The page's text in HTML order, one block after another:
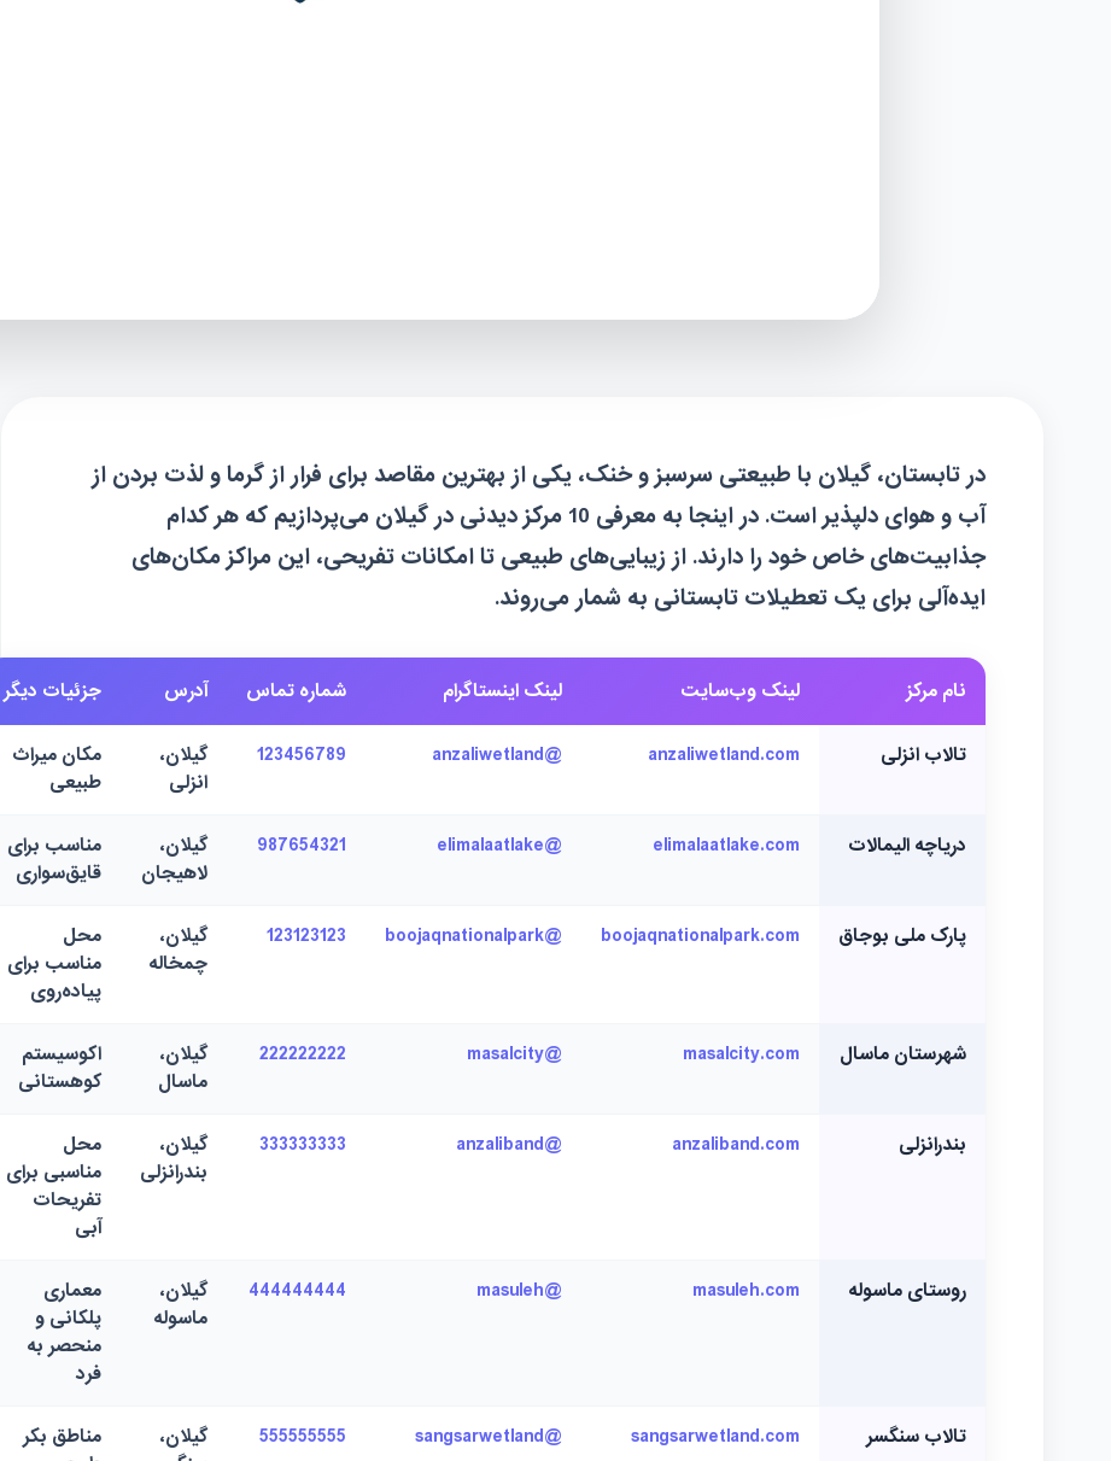
در تابستان، گیلان با طبیعتی سرسبز و خنک، یکی از بهترین مقاصد برای فرار از گرما و لذت بردن از
آب و هوای دلپذیر است. در اینجا به معرفی 10 مرکز دیدنی در گیلان می‌پردازیم که هر کدام
جذابیت‌های خاص خود را دارند. از زیبایی‌های طبیعی تا امکانات تفریحی، این مراکز مکان‌های
ایده‌آلی برای یک تعطیلات تابستانی به شمار می‌روند.
نام مرکز لینک وب‌سایت لینک اینستاگرام شماره تماس آدرس جزئیات دیگر
تالاب انزلی anzaliwetland.com
@anzaliwetland
123456789
گیلان،
انزلی
مکان میراث
طبیعی
دریاچه الیمالات elimalaatlake.com
@elimalaatlake
987654321
گیلان،
لاهیجان
مناسب برای
قایق‌سواری
پارک ملی بوجاق boojaqnationalpark.com
@boojaqnationalpark
123123123
گیلان،
چمخاله
محل
مناسب برای
پیاده‌روی
شهرستان ماسال masalcity.com
@masalcity
222222222
گیلان،
ماسال
اکوسیستم
کوهستانی
بندرانزلی anzaliband.com
@anzaliband
333333333
گیلان،
بندرانزلی
محل
مناسبی برای
تفریحات
آبی
روستای ماسوله masuleh.com
@masuleh
444444444
گیلان،
ماسوله
معماری
پلکانی و
منحصر به
فرد
تالاب سنگسر sangsarwetland.com
@sangsarwetland
555555555
گیلان،
مناطق بکر